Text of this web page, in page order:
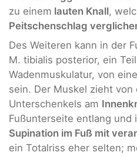
zu einem lauten Knall,
Peitschenschlag
Des Weiteren kann in der
M. tibialis posterior, ein
Wadenmuskulatur, von
sein. Der Muskel zieht von
Unterschenkels am
Fußunterseite entlang und
Supination im Fuß mit
ein Totalriss eher selten;